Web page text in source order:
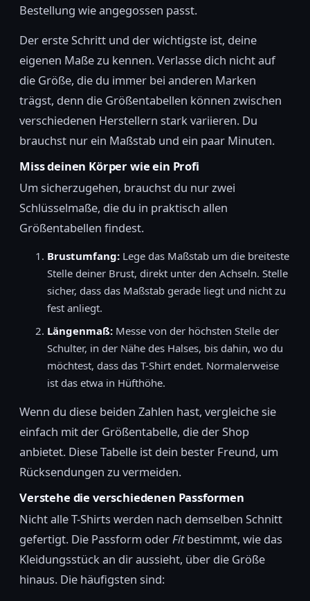
Bestellung wie angegossen passt.
Der erste Schritt und der wichtigste ist, deine
eigenen Maße zu kennen. Verlasse dich nicht auf
die Größe, die du immer bei anderen Marken
trägst, denn die Größentabellen können zwischen
verschiedenen Herstellern stark variieren. Du
brauchst nur ein Maßstab und ein paar Minuten.
Miss deinen Körper wie ein Profi
Um sicherzugehen, brauchst du nur zwei
Schlüsselmaße, die du in praktisch allen
Größentabellen findest.
Brustumfang: Lege das Maßstab um die breiteste
Stelle deiner Brust, direkt unter den Achseln. Stelle
sicher, dass das Maßstab gerade liegt und nicht zu
fest anliegt.
Längenmaß: Messe von der höchsten Stelle der
Schulter, in der Nähe des Halses, bis dahin, wo du
möchtest, dass das T-Shirt endet. Normalerweise
ist das etwa in Hüfthöhe.
Wenn du diese beiden Zahlen hast, vergleiche sie
einfach mit der Größentabelle, die der Shop
anbietet. Diese Tabelle ist dein bester Freund, um
Rücksendungen zu vermeiden.
Verstehe die verschiedenen Passformen
Nicht alle T-Shirts werden nach demselben Schnitt
gefertigt. Die Passform oderFitbestimmt, wie das
Kleidungsstück an dir aussieht, über die Größe
hinaus. Die häufigsten sind: